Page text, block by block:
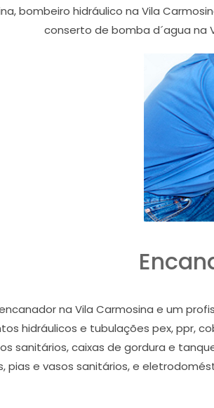
bombeiro hidráulico na Vila
conserto de bomba d´agua na
na Vila Carmosina e um
hidráulicos e tubulações pex, ppr,
sanitários, caixas de gordura e
pias e vasos sanitários, e